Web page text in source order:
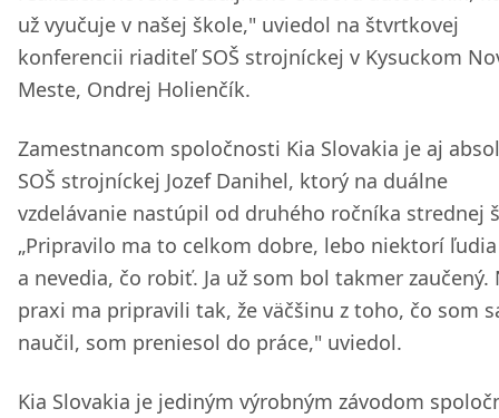
už vyučuje v našej škole," uviedol na štvrtkovej
konferencii riaditeľ SOŠ strojníckej v Kysuckom
Meste, Ondrej Holienčík.
Zamestnancom spoločnosti Kia Slovakia je aj
SOŠ strojníckej Jozef Danihel, ktorý na duálne
vzdelávanie nastúpil od druhého ročníka strednej
„Pripravilo ma to celkom dobre, lebo niektorí
a nevedia, čo robiť. Ja už som bol takmer zaučený.
praxi ma pripravili tak, že väčšinu z toho, čo som
naučil, som preniesol do práce," uviedol.
Kia Slovakia je jediným výrobným závodom